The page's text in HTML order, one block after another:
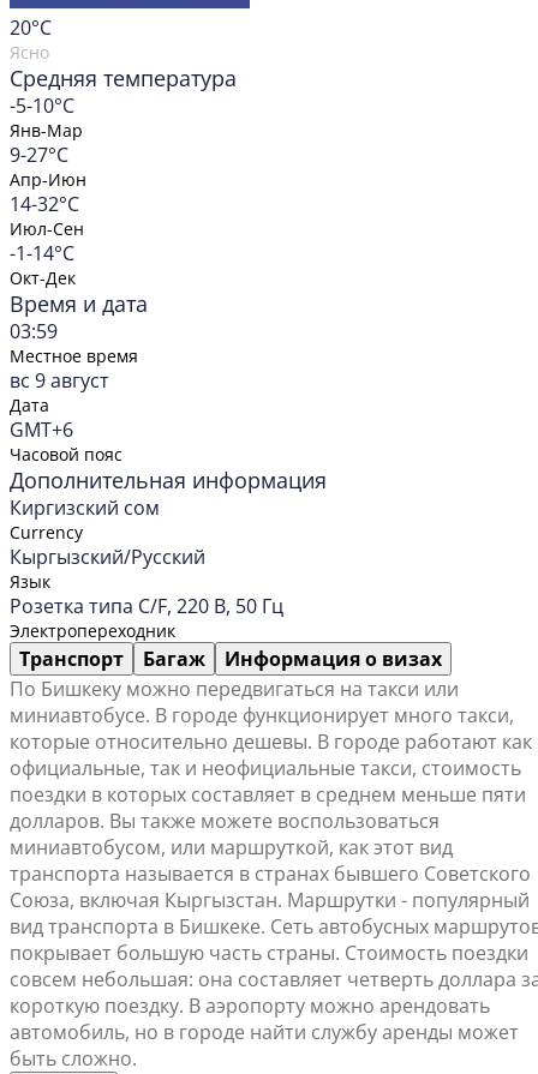
20°C
Ясно
Средняя температура
-5-10°C
Янв-Мар
9-27°C
Апр-Июн
14-32°C
Июл-Сен
-1-14°C
Окт-Дек
Время и дата
03:59
Местное время
вс 9 август
Дата
GMT+6
Часовой пояс
Дополнительная информация
Киргизский сом
Currency
Кыргызский/Русский
Язык
Розетка типа C/F, 220 В, 50 Гц
Электропереходник
Транспорт Багаж
Информация о визах
По Бишкеку можно передвигаться на такси или
миниавтобусе. В городе функционирует много такси,
которые относительно дешевы. В городе работают как
официальные, так и неофициальные такси, стоимость
поездки в которых составляет в среднем меньше пяти
долларов. Вы также можете воспользоваться
миниавтобусом, или маршруткой, как этот вид
транспорта называется в странах бывшего Советского
Союза, включая Кыргызстан. Маршрутки - популярный
вид транспорта в Бишкеке. Сеть автобусных
покрывает большую часть страны. Стоимость поездки
совсем небольшая: она составляет четверть доллара
короткую поездку. В аэропорту можно арендовать
автомобиль, но в городе найти службу аренды может
быть сложно.